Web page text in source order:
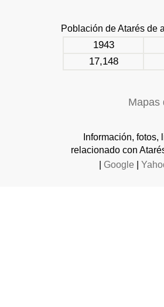
Población de Atarés de
1943
17,148
Mapas
Información,
relacionado con
Google